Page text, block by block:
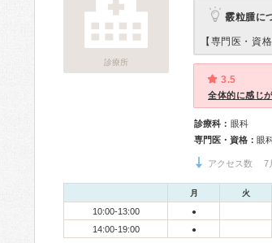
診療所
霰粒腫に
【専門医・資格
3.5
全体的に感じ
診療科： 眼科
専門医・資格： 眼
アクセス数 7
月 火
10:00-13:00 ●
14:00-19:00 ●